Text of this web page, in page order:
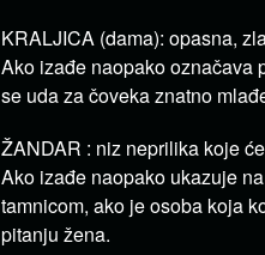
KRALJICA (dama): opasna,
Ako izađe naopako označava
se uda za čoveka znatno
ŽANDAR : niz neprilika koje
Ako izađe naopako ukazuje
tamnicom, ako je osoba koja
pitanju žena.